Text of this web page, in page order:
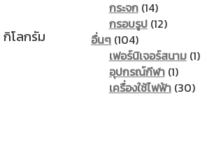
กิโลกรัม
products
กระจก 1414
products
กรอบรูป 1212
อื่นๆ 104104
products
เฟอร์นิเจอร์สนาม 11
อุปกรณ์กีฬา 11
product
เครื่องใช้ไฟฟ้า 3030